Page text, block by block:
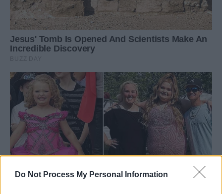
Do Not Process My Personal Information